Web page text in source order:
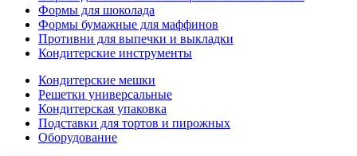
Формы для шоколада
Формы бумажные для маффинов
Противни для выпечки и выкладки
Кондитерские инструменты
Кондитерские мешки
Решетки универсальные
Кондитерская упаковка
Подставки для тортов и пирожных
Оборудование